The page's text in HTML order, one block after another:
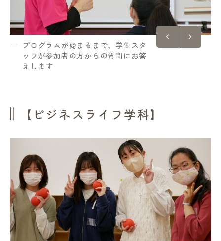
プログラムが始まるまで、学生スタ
ッフが参加者の方からの質問にお答
えします
【ビジネスライフ学科】